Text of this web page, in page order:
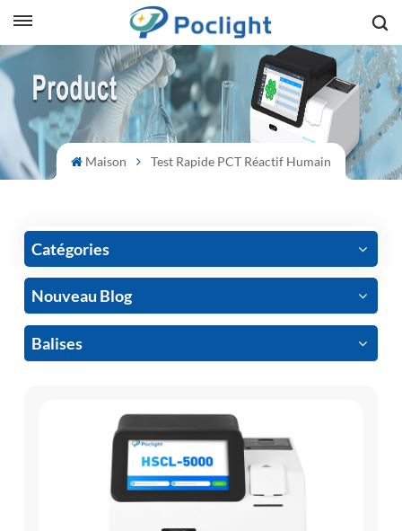
Maison Test Rapide PCT Réactif Humain
Catégories
Nouveau Blog
Balises